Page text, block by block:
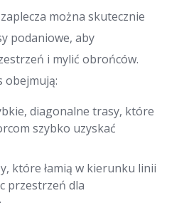
można skutecznie
podaniowe, aby
i mylić obrońców.
obejmują:
diagonalne trasy, które
szybko uzyskać
które łamią w kierunku linii
przestrzeń dla